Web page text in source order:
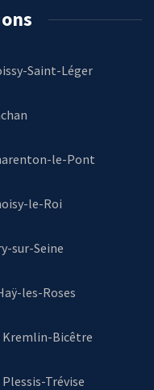
Saint-Léger
le-Pont
le-Roi
sur-Seine
les-Roses
Kremlin-Bicêtre
Plessis-Trévise